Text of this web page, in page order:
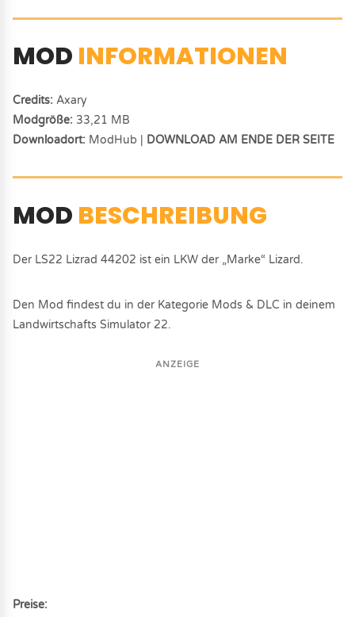
MOD INFORMATIONEN
Credits: Axary
Modgröße: 33,21 MB
Downloadort: ModHub | DOWNLOAD AM ENDE DER SEITE
MOD BESCHREIBUNG
Der LS22 Lizrad 44202 ist ein LKW der „Marke“ Lizard.
Den Mod findest du in der Kategorie Mods & DLC in deinem
Landwirtschafts Simulator 22.
ANZEIGE
Preise: